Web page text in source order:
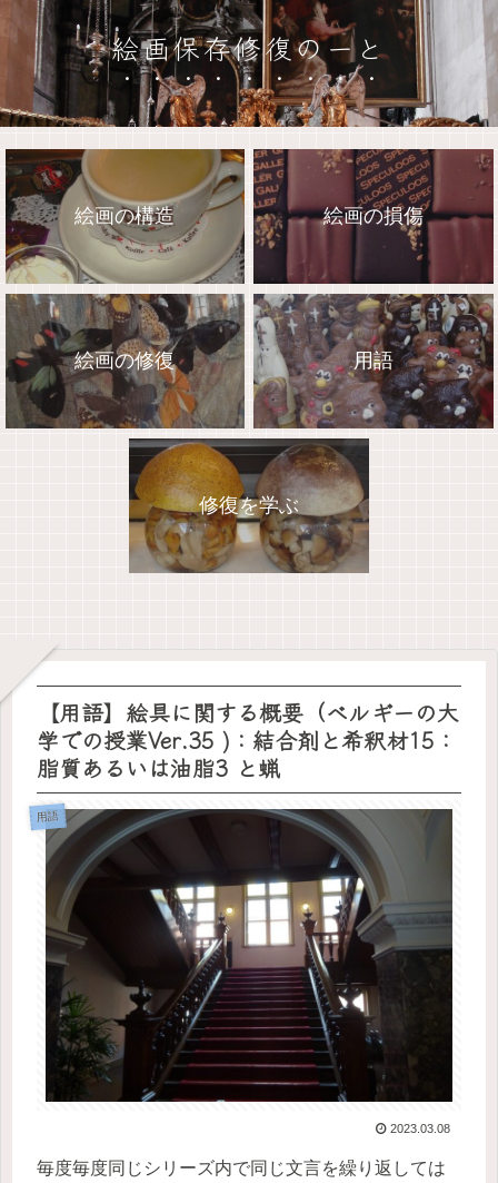
絵画保存修復のーと
絵画の構造 絵画の損傷
絵画の修復 用語
修復を学ぶ
【用語】絵具に関する概要（ベルギーの大
学での授業Ver.35 )：結合剤と希釈材15：
脂質あるいは油脂3 と蝋
用語
2023.03.08
毎度毎度同じシリーズ内で同じ文言を繰り返しては